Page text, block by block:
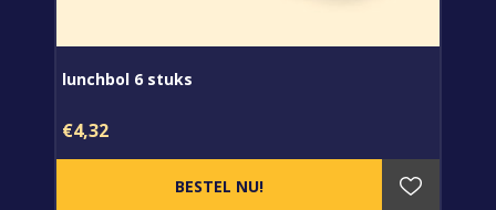
lunchbol 6 stuks
€4,32